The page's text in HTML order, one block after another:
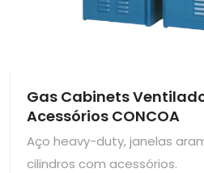
Gas Cabinets
Acessórios CONCOA
Aço heavy-duty, janelas
cilindros com acessórios.